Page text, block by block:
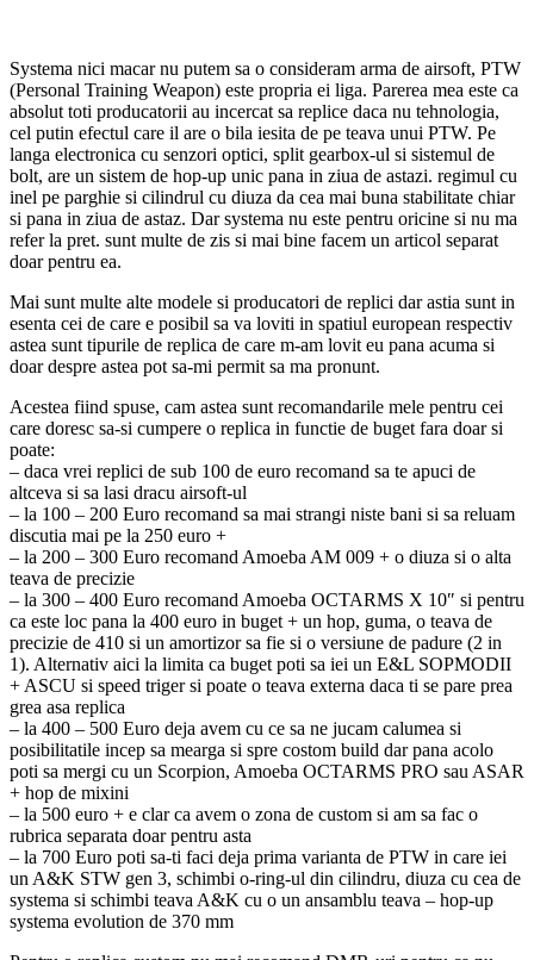
Systema nici macar nu putem sa o consideram arma de airsoft, PTW
(Personal Training Weapon) este propria ei liga. Parerea mea este ca
absolut toti producatorii au incercat sa replice daca nu tehnologia,
cel putin efectul care il are o bila iesita de pe teava unui PTW. Pe
langa electronica cu senzori optici, split gearbox-ul si sistemul de
bolt, are un sistem de hop-up unic pana in ziua de astazi. regimul cu
inel pe parghie si cilindrul cu diuza da cea mai buna stabilitate chiar
si pana in ziua de astaz. Dar systema nu este pentru oricine si nu ma
refer la pret. sunt multe de zis si mai bine facem un articol separat
doar pentru ea.
Mai sunt multe alte modele si producatori de replici dar astia sunt in
esenta cei de care e posibil sa va loviti in spatiul european respectiv
astea sunt tipurile de replica de care m-am lovit eu pana acuma si
doar despre astea pot sa-mi permit sa ma pronunt.
Acestea fiind spuse, cam astea sunt recomandarile mele pentru cei
care doresc sa-si cumpere o replica in functie de buget fara doar si
poate:
– daca vrei replici de sub 100 de euro recomand sa te apuci de
altceva si sa lasi dracu airsoft-ul
– la 100 – 200 Euro recomand sa mai strangi niste bani si sa reluam
discutia mai pe la 250 euro +
– la 200 – 300 Euro recomand Amoeba AM 009 + o diuza si o alta
teava de precizie
– la 300 – 400 Euro recomand Amoeba OCTARMS X 10″ si pentru
ca este loc pana la 400 euro in buget + un hop, guma, o teava de
precizie de 410 si un amortizor sa fie si o versiune de padure (2 in
1). Alternativ aici la limita ca buget poti sa iei un E&L SOPMODII
+ ASCU si speed triger si poate o teava externa daca ti se pare prea
grea asa replica
– la 400 – 500 Euro deja avem cu ce sa ne jucam calumea si
posibilitatile incep sa mearga si spre costom build dar pana acolo
poti sa mergi cu un Scorpion, Amoeba OCTARMS PRO sau ASAR
+ hop de mixini
– la 500 euro + e clar ca avem o zona de custom si am sa fac o
rubrica separata doar pentru asta
– la 700 Euro poti sa-ti faci deja prima varianta de PTW in care iei
un A&K STW gen 3, schimbi o-ring-ul din cilindru, diuza cu cea de
systema si schimbi teava A&K cu o un ansamblu teava – hop-up
systema evolution de 370 mm